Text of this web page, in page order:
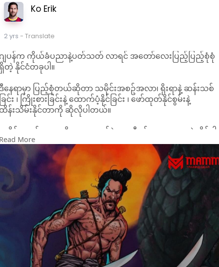
Ko Erik
2 yrs - Translate
ျပန်က ကိုယ်ခံပညာနဲ့ပတ်သတ် လာရင် အတော်လေးပြည့်ပြည့်စုံစုံ
တဲ့ နိုင်ငံတခုပါ။
နေရာမှာ ပြည့်စုံတယ်ဆိုတာ သမိုင်းအစဥ်အလာ၊ ရိုးရာနဲ့ ဆန်းသစ်
ြင်း ၊ ကြိုးစားခြင်းနဲ့ ထောက်ပံ့နိုင်ခြင်း ၊ ဖော်ထုတ်နိုင်စွမ်းနဲ့
န်းသိမ်းနိုင်တာကို ဆိုလိုပါတယ်။
မိုင်းအစဥ်အလာဆိုတာက ဂျပန်ရဲ့ ပထဝီဝင်အနေအထားနဲ့ ဆိုင်ပါ
ယ်။
န်းမြေအရ ထိစပ်ခြင်းမရှိပဲ သီးခြားဖြစ်ထွန်းတဲ့ ကျွန်းနိုင်ငံလေးမှာ
စ်ပွဲတွေဆိုတာ မပြတ်မလပ် ဖြစ်ပွားနေခဲ့တာပါ။
ေနတ်ဘုရားကနေ တိုက်ရိုက်ဆင်းသက်လာတဲ့ ဘုရင်နဲ့ မိသားစုကို
ြွင်းချက်မရှိ ရိုသေကြပေမယ့်
ကယ့်ပါဝါကို ကိုင်ထားတာက ရှိုးဂန်း လို့ခေါ်တဲ့ စစ်ဘုရင်ပါ။
စ်ဘုရင်က တနိုင်ငံလုံးက ဒိုင်မြိုတွေ ၊ ဆာမူရိုင်းစစ်သည်တွေ ဖိန့်ဖိန့်
န်အောင် ကြောက်ရပြီး
ယ်စားအချင်ချင်းကြား အာဏာလုတာတွေ ၊ ရှိုးဂန်းရာထူးအတွက်
က်ပွဲတွေဆိုတာ အမြဲလိုလို ရှိနေခဲ့တာပါ။
More